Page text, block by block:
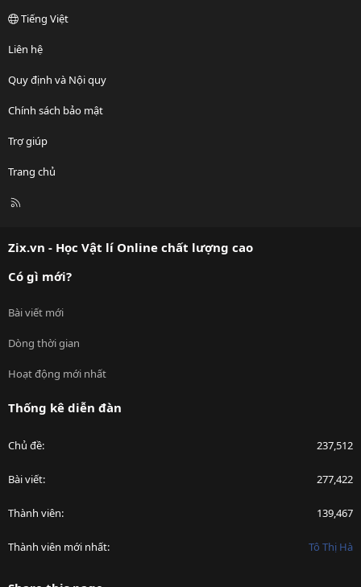
Tiếng Việt
Liên hệ
Quy định và Nội quy
Chính sách bảo mật
Trợ giúp
Trang chủ
R
Zix.vn - Học Vật lí Online chất lượng cao
Có gì mới?
Bài viết mới
Dòng thời gian
Hoạt động mới nhất
Thống kê diễn đàn
Chủ đề 237,512
Bài viết 277,422
Thành viên 139,467
Thành viên mới nhất Tô Thị Hà